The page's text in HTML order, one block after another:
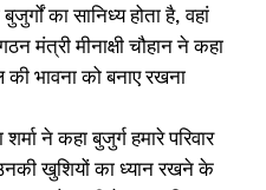
का सानिध्य होता है, वहां
मंत्री मीनाक्षी चौहान ने कहा
भावना को बनाए रखना
ने कहा बुजुर्ग हमारे परिवार
खुशियों का ध्यान रखने के